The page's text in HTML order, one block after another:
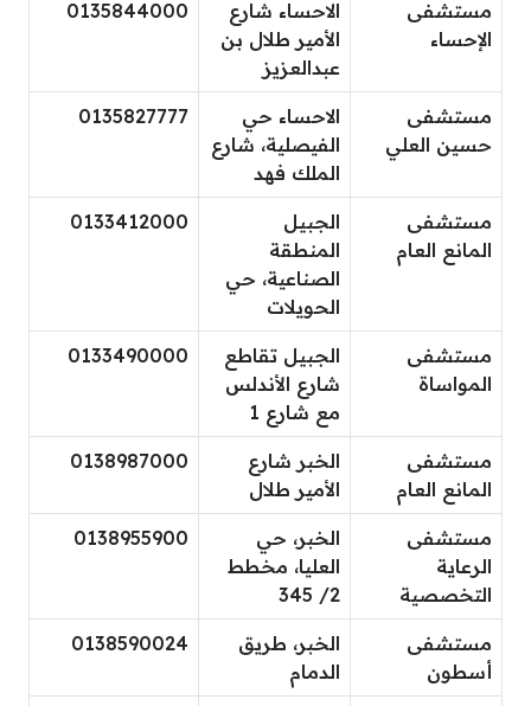
مستشفى
الإحساء
الاحساء شارع
الأمير طلال بن
عبدالعزيز
0135844000
مستشفى
حسين العلي
الاحساء حي
الفيصلية، شارع
الملك فهد
0135827777
مستشفى
المانع العام
الجبيل
المنطقة
الصناعية، حي
الحويلات
0133412000
مستشفى
المواساة
الجبيل تقاطع
شارع الأندلس
مع شارع 1
0133490000
مستشفى
المانع العام
الخبر شارع
الأمير طلال
0138987000
مستشفى
الرعاية
التخصصية
الخبر، حي
العليا، مخطط
2/ 345
0138955900
مستشفى
أسطون
الخبر، طريق
الدمام
0138590024